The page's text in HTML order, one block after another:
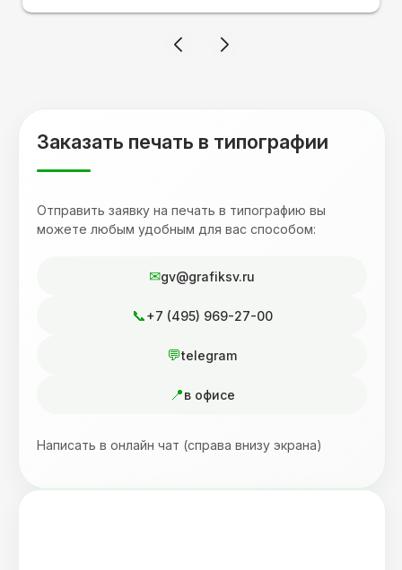
терпеливость, отвечала на все мои вопросы.
Заказать печать в типографии
Отправить заявку на печать в типографию вы
можете любым удобным для вас способом:
gv@grafiksv.ru
+7 (495) 969-27-00
telegram
в офисе
Написать в онлайн чат (справа внизу экрана)